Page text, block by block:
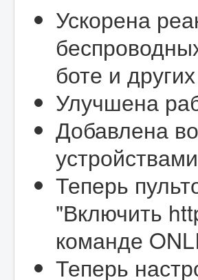
Ускорена
боте и
Улучшена
Добавлена
Теперь
"Включить
команде
Теперь